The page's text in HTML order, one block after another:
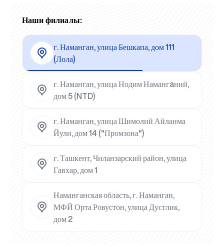
Наши филиалы:
г. Наманган, улица Бешкапа, дом 111
(Лола)
г. Наманган, улица Нодим Намангaний,
дом 5 (NTD)
г. Наманган, улица Шимолий Айланма
Йули, дом 14 ("Промзона")
г. Ташкент, Чиланзарский район, улица
Гавхар, дом 1
Наманганская область, г. Наманган,
МФЙ Орта Ровустон, улица Дустлик,
дом 2